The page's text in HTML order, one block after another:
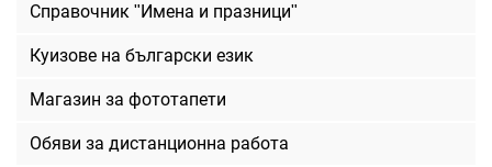
Справочник "Имена и празници"
Куизове на български език
Магазин за фототапети
Обяви за дистанционна работа